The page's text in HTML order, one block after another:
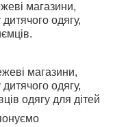
магазини,
одягу,
магазини,
одягу,
одягу для дітей